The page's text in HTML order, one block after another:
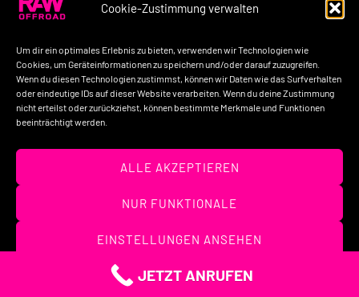
Cookie-Zustimmung verwalten
Um dir ein optimales Erlebnis zu bieten, verwenden wir Technologien wie
Cookies, um Geräteinformationen zu speichern und/oder darauf zuzugreifen.
Wenn du diesen Technologien zustimmst, können wir Daten wie das Surfverhalten
oder eindeutige IDs auf dieser Website verarbeiten. Wenn du deine Zustimmung
nicht erteilst oder zurückziehst, können bestimmte Merkmale und Funktionen
beeinträchtigt werden.
ALLE AKZEPTIEREN
NUR FUNKTIONALE
EINSTELLUNGEN ANSEHEN
Cookies DatenschutzerklärungImpressum
Kontakt:
Telefon: +49-160-7758517
E-Mail: kontakt@raw-offroad.de
Widerrufsbelehrung Unternehmen
JETZT ANRUFEN